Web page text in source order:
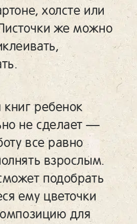
холсте или
же можно
ребенок
не сделает —
все равно
взрослым.
подобрать
ему цветочки
для